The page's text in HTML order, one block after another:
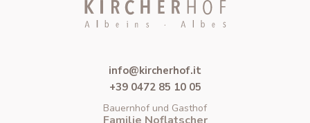
info@kircherhof.it
+39 0472 85 10 05
Bauernhof und Gasthof